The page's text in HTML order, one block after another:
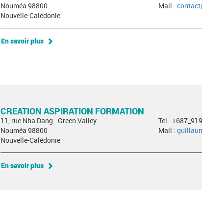
Nouméa 98800
Nouvelle-Calédonie
Mail :
En savoir plus
CREATION ASPIRATION FORMATION
11, rue Nha Dang - Green Valley
Nouméa 98800
Nouvelle-Calédonie
Tel :
Mail :
En savoir plus